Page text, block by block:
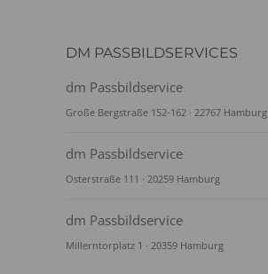
DM PASSBILDSERVICES
dm Passbildservice
Große Bergstraße 152-162 · 22767 Hamburg
dm Passbildservice
Osterstraße 111 · 20259 Hamburg
dm Passbildservice
Millerntorplatz 1 · 20359 Hamburg